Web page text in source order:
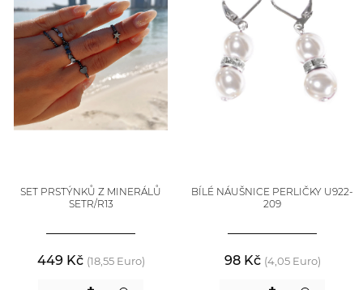
SET PRSTÝNKŮ Z MINERÁLŮ
SETR/R13
449 Kč (18,55 Euro)
BÍLÉ NÁUŠNICE PERLIČKY U922-
209
98 Kč (4,05 Euro)